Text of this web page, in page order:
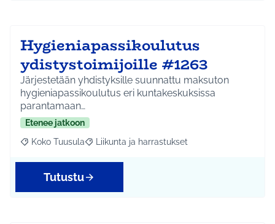
Hygieniapassikoulutus
ydistystoimijoille #1263
Järjestetään yhdistyksille suunnattu maksuton
hygieniapassikoulutus eri kuntakeskuksissa
parantamaan…
Etenee jatkoon
Rajaa tulokset aihepiirin mukaan: Koko Tuusula
Koko Tuusula Rajaa tulokset teeman mukaan: Liikunta ja
Liikunta ja harrastukset
Tutustu